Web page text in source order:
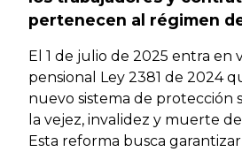
pertenecen al régimen
El 1 de julio de 2025 entra en
pensional Ley 2381 de 2024
nuevo sistema de protección
la vejez, invalidez y muerte
Esta reforma busca